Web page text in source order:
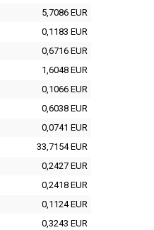
5,7086 EUR
0,1183 EUR
0,6716 EUR
1,6048 EUR
0,1066 EUR
0,6038 EUR
0,0741 EUR
33,7154 EUR
0,2427 EUR
0,2418 EUR
0,1124 EUR
0,3243 EUR